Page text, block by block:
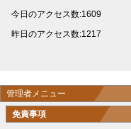
今日のアクセス数:1609
昨日のアクセス数:1217
管理者メニュー
免責事項